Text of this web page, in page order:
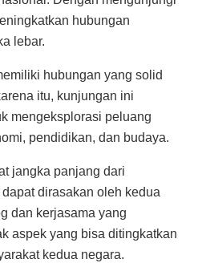
hubungan
lebar.
hubungan yang solid
itu, kunjungan ini
mengeksplorasi peluang
pendidikan, dan budaya.
jangka panjang dari
dirasakan oleh kedua
dan kerjasama yang
aspek yang bisa ditingkatkan
kedua negara.